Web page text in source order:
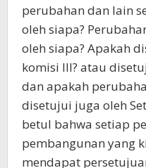
perubahan dan lain
oleh siapa?
oleh siapa? Apakah
komisi III? atau
dan apakah
disetujui juga oleh
betul bahwa setiap
pembangunan yang
mendapat